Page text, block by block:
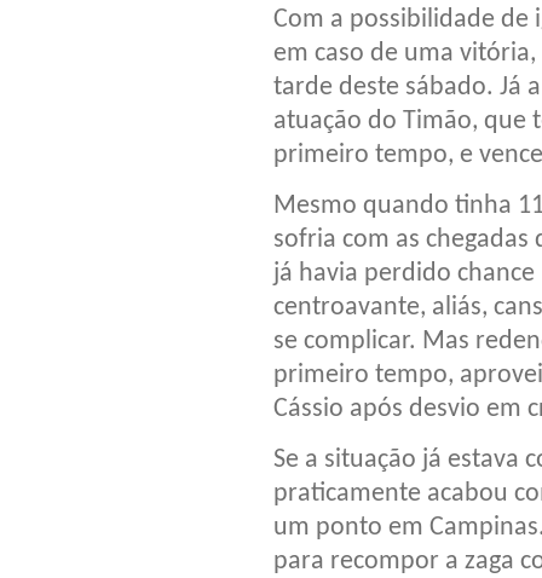
Com a possibilidade de
em caso de uma
tarde deste sábado. Já
atuação do Timão, que
primeiro tempo, e
Mesmo quando tinha
sofria com as chegadas
já havia perdido
centroavante, aliás,
se complicar. Mas
primeiro tempo,
Cássio após desvio em
Se a situação já estava
praticamente acabou
um ponto em
para recompor a zaga